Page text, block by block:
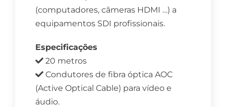
(computadores, câmeras HDMI …) a
equipamentos SDI profissionais.
Especificações
20 metros
Condutores de fibra óptica AOC
(Active Optical Cable) para vídeo e
áudio.